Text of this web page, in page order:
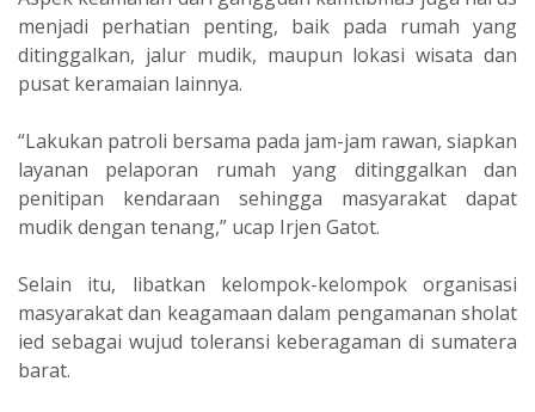
menjadi perhatian penting, baik pada rumah yang
ditinggalkan, jalur mudik, maupun lokasi wisata dan
pusat keramaian lainnya.
“Lakukan patroli bersama pada jam-jam rawan, siapkan
layanan pelaporan rumah yang ditinggalkan dan
penitipan kendaraan sehingga masyarakat dapat
mudik dengan tenang,” ucap Irjen Gatot.
Selain itu, libatkan kelompok-kelompok organisasi
masyarakat dan keagamaan dalam pengamanan sholat
ied sebagai wujud toleransi keberagaman di sumatera
barat.